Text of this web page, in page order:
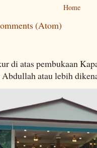
Home
(Atom)
di atas pembukaan
atau lebih